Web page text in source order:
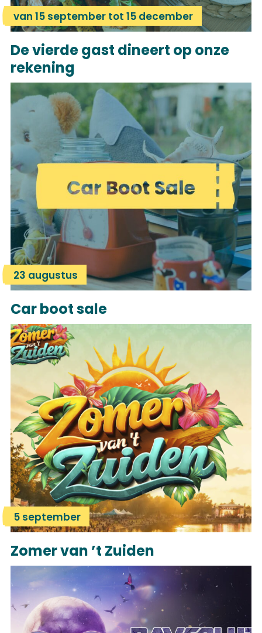
van 15 september tot 15 december
De vierde gast dineert op onze
rekening
23 augustus
Car boot sale
5 september
Zomer van ’t Zuiden